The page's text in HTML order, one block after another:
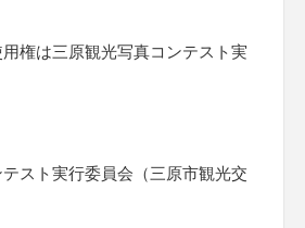
権は三原観光写真コンテスト実
スト実行委員会（三原市観光交